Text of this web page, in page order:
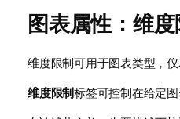
图表属性：维
维度限制可用于图表类型，仪
维度限制标签可控制在给定图